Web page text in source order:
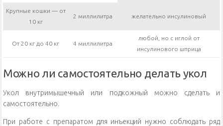
Крупные кошки — от
10 кг
2 миллилитра желательно инсулиновый
От 20 кг до 40 кг 4 миллилитра
любой, но с иглой от
инсулинового шприца
Можно ли самостоятельно делать укол
Укол внутримышечный или подкожный можно сделать и
самостоятельно.
При работе с препаратом для инъекций нужно соблюдать ряд